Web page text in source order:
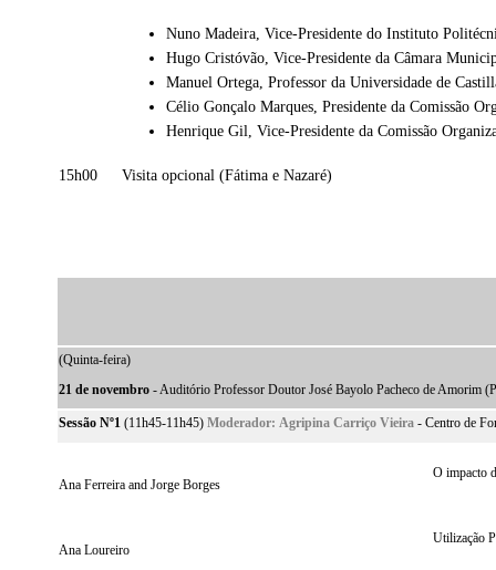
Nuno Madeira, Vice-Presidente do Instituto
Hugo Cristóvão, Vice-Presidente da Câmara
Manuel Ortega, Professor da Universidade de
Célio Gonçalo Marques, Presidente da Comissão
Henrique Gil, Vice-Presidente da Comissão
15h00 Visita opcional (Fátima e Nazaré)
(Quinta-feira)
21 de novembro - Auditório Professor Doutor José Bayolo Pacheco de Amorim
Sessão Nº1 (11h45-11h45) Moderador: Agripina Carriço Vieira - Centro de
Ana Ferreira and Jorge Borges
O impacto
Ana Loureiro
Utilização